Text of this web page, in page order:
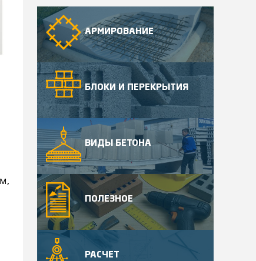
АРМИРОВАНИЕ
БЛОКИ И ПЕРЕКРЫТИЯ
ВИДЫ БЕТОНА
ПОЛЕЗНОЕ
РАСЧЕТ